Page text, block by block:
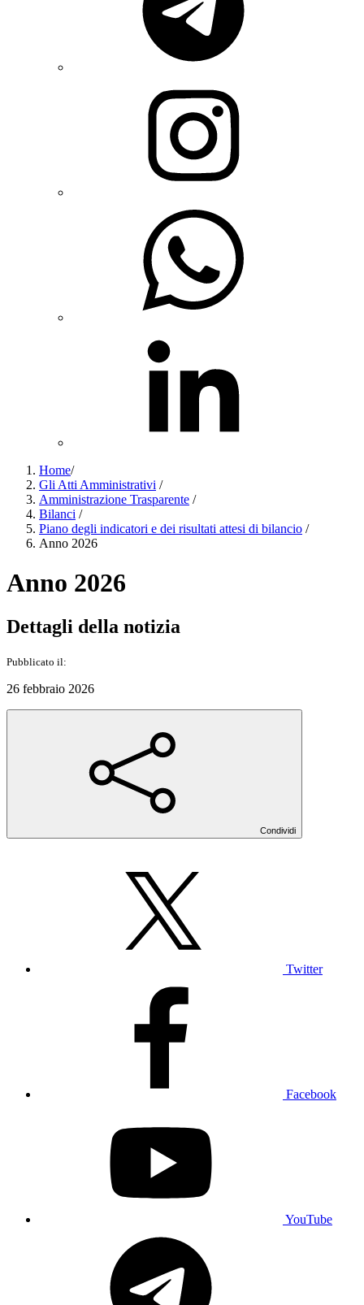
Home/
Gli Atti Amministrativi /
Amministrazione Trasparente /
Bilanci /
Piano degli indicatori e dei risultati attesi di bilancio /
Anno 2026
Anno 2026
Dettagli della notizia
Pubblicato il:
26 febbraio 2026
Condividi
Twitter
Facebook
YouTube